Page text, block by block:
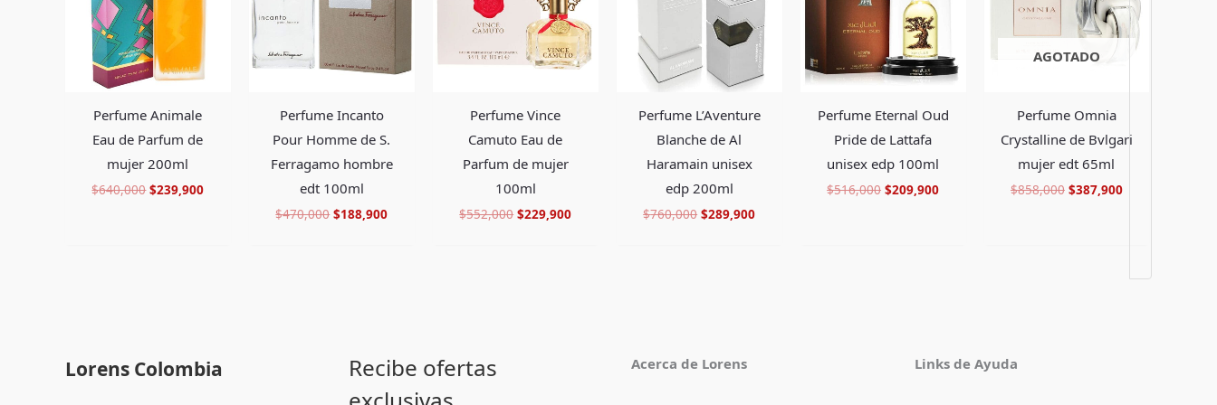
Perfume Animale
Eau de Parfum de
mujer 200ml
$640,000 $239,900
Perfume Incanto
Pour Homme de S.
Ferragamo hombre
edt 100ml
$470,000 $188,900
Perfume Vince
Camuto Eau de
Parfum de mujer
100ml
$552,000 $229,900
Perfume L’Aventure
Blanche de Al
Haramain unisex
edp 200ml
$760,000 $289,900
Perfume Eternal Oud
Pride de Lattafa
unisex edp 100ml
$516,000 $209,900
AGOTADO
Perfume Omnia
Crystalline de Bvlgari
mujer edt 65ml
$858,000 $387,900
Lorens Colombia
Recibe ofertas
Acerca de Lorens Links de Ayuda